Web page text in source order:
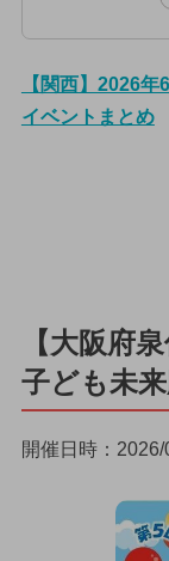
【関西】2026
イベントまとめ
【大阪府
子ども未
開催日時：